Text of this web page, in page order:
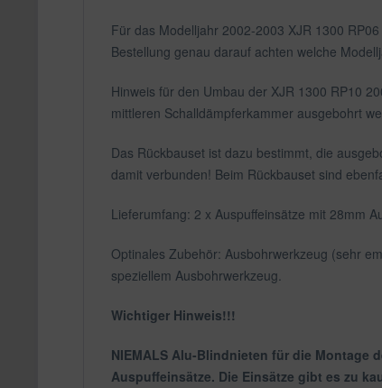
Für das Modelljahr 2002-2003 XJR 1300
Bestellung genau darauf achten welche
Hinweis für den Umbau der XJR 1300 RP10
mittleren Schalldämpferkammer ausgebohrt
Das Rückbauset ist dazu bestimmt, die
damit verbunden! Beim Rückbauset sind
Lieferumfang: 2 x Auspuffeinsätze mit 28mm
Optinales Zubehör: Ausbohrwerkzeug (sehr
speziellem Ausbohrwerkzeug.
Wichtiger Hinweis!!!
NIEMALS Alu-Blindnieten für die Montage
Auspuffeinsätze. Die Einsätze gibt es zu